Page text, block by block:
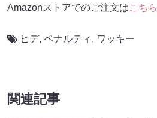
Amazonストアでのご注文はこちら
ヒデ, ペナルティ , ワッキー
関連記事